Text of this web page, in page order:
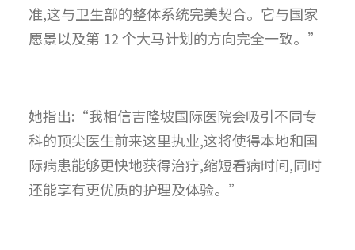
准,这与卫生部的整体系统完美契合。它与国家
愿景以及第 12 个大马计划的方向完全一致。”
她指出:“我相信吉隆坡国际医院会吸引不同专
科的顶尖医生前来这里执业,这将使得本地和国
际病患能够更快地获得治疗,缩短看病时间,同时
还能享有更优质的护理及体验。”